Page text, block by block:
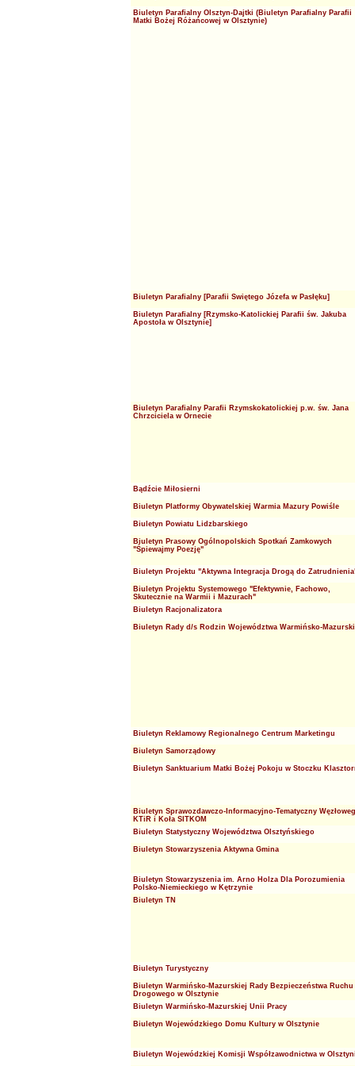
Biuletyn Parafialny Olsztyn-Dajtki (Biuletyn Parafialny Parafii
Matki Bożej Różańcowej w Olsztynie)
Biuletyn Parafialny [Parafii Swiętego Józefa w Pasłęku]
Biuletyn Parafialny [Rzymsko-Katolickiej Parafii św. Jakuba
Apostoła w Olsztynie]
Biuletyn Parafialny Parafii Rzymskokatolickiej p.w. św. Jana
Chrzciciela w Ornecie
Bądźcie Miłosierni
Biuletyn Platformy Obywatelskiej Warmia Mazury Powiśle
Biuletyn Powiatu Lidzbarskiego
Biuletyn Prasowy Ogólnopolskich Spotkań Zamkowych
"Śpiewajmy Poezję"
Biuletyn Projektu "Aktywna Integracja Drogą do
Biuletyn Projektu Systemowego "Efektywnie, Fachowo,
Skutecznie na Warmii i Mazurach"
Biuletyn Racjonalizatora
Biuletyn Rady d/s Rodzin Województwa Warmińsko-
Biuletyn Reklamowy Regionalnego Centrum Marketingu
Biuletyn Samorządowy
Biuletyn Sanktuarium Matki Bożej Pokoju w Stoczku
Biuletyn Sprawozdawczo-Informacyjno-Tematyczny
KTiR i Koła SITKOM
Biuletyn Statystyczny Województwa Olsztyńskiego
Biuletyn Stowarzyszenia Aktywna Gmina
Biuletyn Stowarzyszenia im. Arno Holza Dla Porozumienia
Polsko-Niemieckiego w Kętrzynie
Biuletyn TN
Biuletyn Turystyczny
Biuletyn Warmińsko-Mazurskiej Rady Bezpieczeństwa Ruchu
Drogowego w Olsztynie
Biuletyn Warmińsko-Mazurskiej Unii Pracy
Biuletyn Wojewódzkiego Domu Kultury w Olsztynie
Biuletyn Wojewódzkiej Komisji Współzawodnictwa w